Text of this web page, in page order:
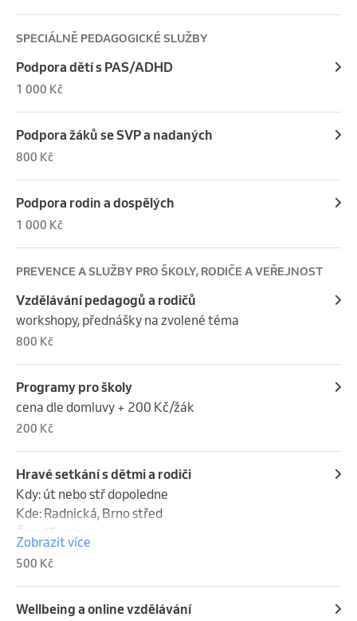
SPECIÁLNĚ PEDAGOGICKÉ SLUŽBY
Podpora dětí s PAS/ADHD
1 000 Kč
Podpora žáků se SVP a nadaných
800 Kč
Podpora rodin a dospělých
1 000 Kč
PREVENCE A SLUŽBY PRO ŠKOLY, RODIČE A VEŘEJNOST
Vzdělávání pedagogů a rodičů
workshopy, přednášky na zvolené téma
800 Kč
Programy pro školy
cena dle domluvy + 200 Kč/žák
200 Kč
Hravé setkání s dětmi a rodiči
Kdy: út nebo stř dopoledne
Kde: Radnická, Brno střed
Čas: 45 min
Počet osob: 5 dětí a jejich rodiče
Cena: 500 Kč (dohodou), peníze na účet či hotově
Lektorka Vám v rámci setkání nabídne inspirativní
aktivity zaměřené na podporu
Zobrazit více
500 Kč
Wellbeing a online vzdělávání